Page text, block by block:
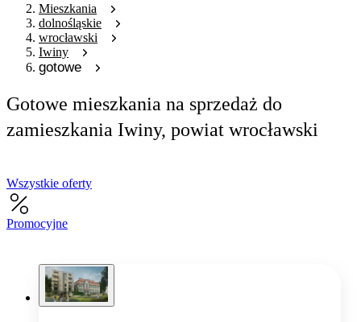
Mieszkania
dolnośląskie
wrocławski
Iwiny
gotowe
Gotowe mieszkania na sprzedaż do
zamieszkania Iwiny, powiat wrocławski
Wszystkie oferty
Promocyjne